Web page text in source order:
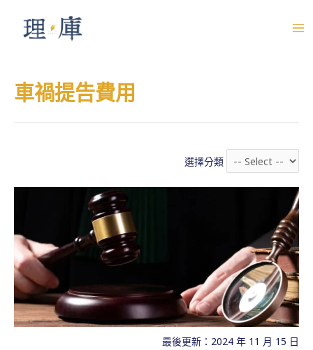
N
M
N
U
車禍提告費用
選擇分類
最後更新：2024 年 11 月 15 日